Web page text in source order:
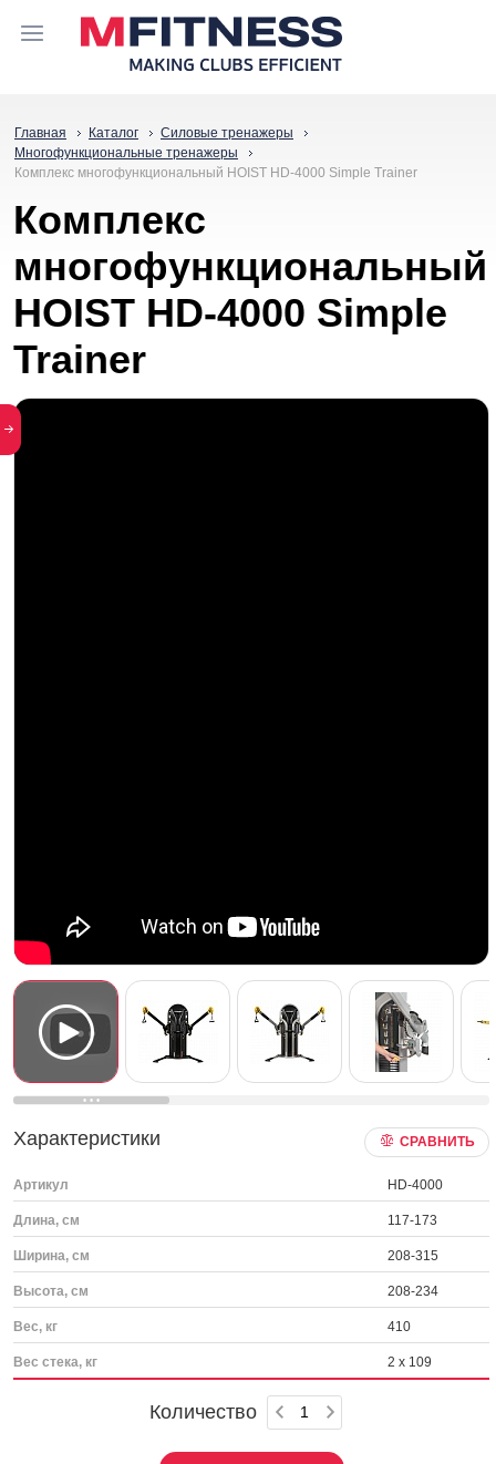
Главная Каталог
Силовые тренажеры
Многофункциональные тренажеры
Комплекс многофункциональный HOIST HD-4000 Simple Trainer
Комплекс
многофункциональный
HOIST HD-4000 Simple
Trainer
Характеристики СРАВНИТЬ
Артикул HD-4000
Длина, см 117-173
Ширина, см 208-315
Высота, см 208-234
Вес, кг 410
Вес стека, кг 2 x 109
Количество